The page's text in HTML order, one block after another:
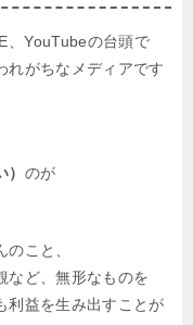
、YouTubeの台頭で
れがちなメディアです
のが
こと、
など、無形なものを
利益を生み出すことが